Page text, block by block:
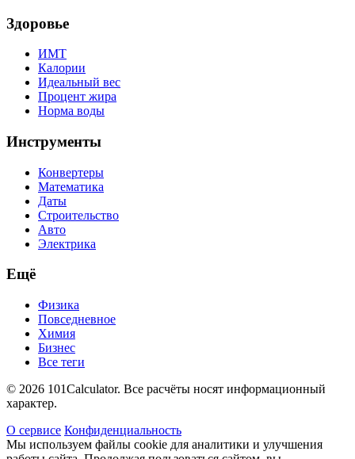
Здоровье
ИМТ
Калории
Идеальный вес
Процент жира
Норма воды
Инструменты
Конвертеры
Математика
Даты
Строительство
Авто
Электрика
Ещё
Физика
Повседневное
Химия
Бизнес
Все теги
© 2026 101Calculator. Все расчёты носят информационный
характер.
О сервисе Конфиденциальность
Мы используем файлы cookie для аналитики и улучшения